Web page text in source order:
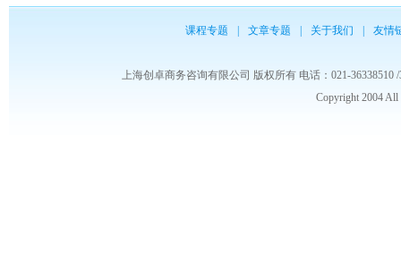
课程专题 文章专题 关于我们 友情
上海创卓商务咨询有限公司 版权所有 电话：021-36338510 /
Copyright 2004 All